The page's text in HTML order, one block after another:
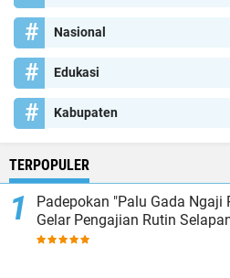
Nasional
Edukasi
Kabupaten
TERPOPULER
Padepokan "Palu Gada Ngaji
Gelar Pengajian Rutin